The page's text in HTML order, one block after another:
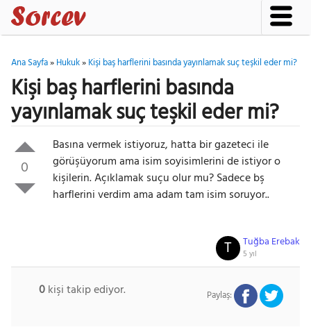
Ana Sayfa»Hukuk»Kişi baş harflerini basında yayınlamak suç teşkil eder mi?
Kişi baş harflerini basında
yayınlamak suç teşkil eder mi?
0
Basına vermek istiyoruz, hatta bir gazeteci ile
görüşüyorum ama isim soyisimlerini de istiyor o
kişilerin. Açıklamak suçu olur mu? Sadece bş
harflerini verdim ama adam tam isim soruyor..
Tuğba Erebak
5 yıl
T
0kişi takip ediyor. Paylaş: